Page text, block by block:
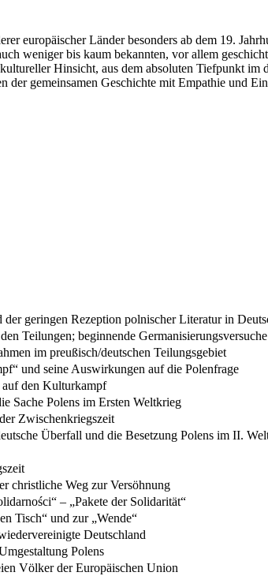
europäischer Länder besonders ab dem 19.
weniger bis kaum bekannten, vor allem
Hinsicht, aus dem absoluten Tiefpunkt
der gemeinsamen Geschichte mit Empathie und
geringen Rezeption polnischer Literatur in
Teilungen; beginnende Germanisierungsversuche
im preußisch/deutschen Teilungsgebiet
und seine Auswirkungen auf die Polenfrage
den Kulturkampf
Sache Polens im Ersten Weltkrieg
Zwischenkriegszeit
Überfall und die Besetzung Polens im II.
christliche Weg zur Versöhnung
– „Pakete der Solidarität“
Tisch“ und zur „Wende“
Deutschland
Polens
Völker der Europäischen Union